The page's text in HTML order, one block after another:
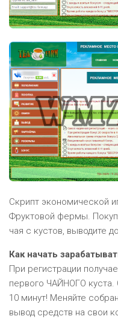
Скрипт экономической
Фруктовой фермы.
чая с кустов, выводите
Как начать
При регистрации
первого ЧАЙНОГО куста.
10 минут! Меняйте
вывод средств на свои